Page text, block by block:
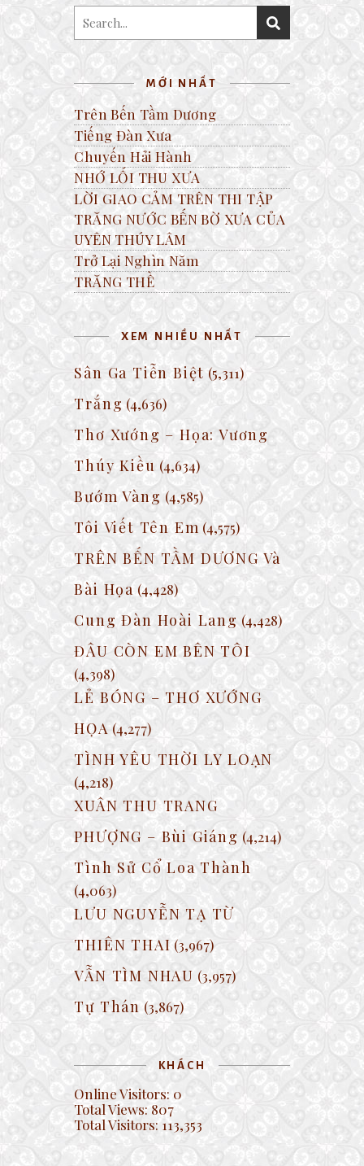
MỚI NHẤT
Trên Bến Tầm Dương
Tiếng Đàn Xưa
Chuyến Hải Hành
NHỚ LỐI THU XƯA
LỜI GIAO CẢM TRÊN THI TẬP
TRĂNG NƯỚC BẾN BỜ XƯA CỦA
UYÊN THÚY LÂM
Trở Lại Nghìn Năm
TRĂNG THỀ
XEM NHIỀU NHẤT
Sân Ga Tiễn Biệt (5,311)
Trắng (4,636)
Thơ Xướng – Họa: Vương
Thúy Kiều (4,634)
Bướm Vàng (4,585)
Tôi Viết Tên Em (4,575)
TRÊN BẾN TẦM DƯƠNG Và
Bài Họa (4,428)
Cung Đàn Hoài Lang (4,428)
ĐÂU CÒN EM BÊN TÔI
(4,398)
LẺ BÓNG – THƠ XƯỚNG
HỌA (4,277)
TÌNH YÊU THỜI LY LOẠN
(4,218)
XUÂN THU TRANG
PHƯỢNG – Bùi Giáng (4,214)
Tình Sử Cổ Loa Thành
(4,063)
LƯU NGUYỄN TẠ TỪ
THIÊN THAI (3,967)
VẪN TÌM NHAU (3,957)
Tự Thán (3,867)
KHÁCH
Online Visitors: 0
Total Views:807
Total Visitors: 113,353